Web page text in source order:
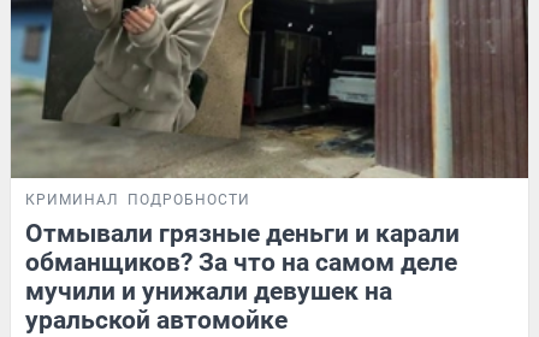
КРИМИНАЛ ПОДРОБНОСТИ
Отмывали грязные деньги и карали
обманщиков? За что на самом деле
мучили и унижали девушек на
уральской автомойке